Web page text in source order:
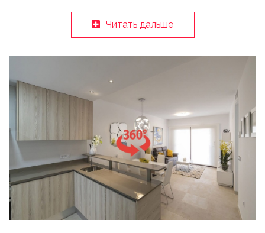
Читать дальше